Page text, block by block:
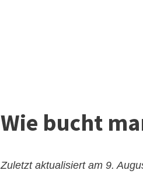
Wie bucht
Zuletzt aktualisiert am 9.